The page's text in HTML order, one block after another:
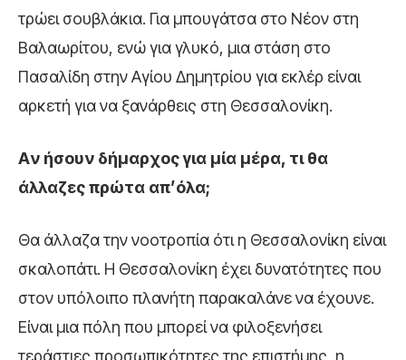
τρώει σουβλάκια. Για μπουγάτσα στο Νέον στη
Βαλαωρίτου, ενώ για γλυκό, μια στάση στο
Πασαλίδη στην Αγίου Δημητρίου για εκλέρ είναι
αρκετή για να ξανάρθεις στη Θεσσαλονίκη.
Aν ήσουν δήμαρχος για μία μέρα, τι θα
άλλαζες πρώτα απ’όλα;
Θα άλλαζα την νοοτροπία ότι η Θεσσαλονίκη είναι
σκαλοπάτι. Η Θεσσαλονίκη έχει δυνατότητες που
στον υπόλοιπο πλανήτη παρακαλάνε να έχουνε.
Είναι μια πόλη που μπορεί να φιλοξενήσει
τεράστιες προσωπικότητες της επιστήμης, η